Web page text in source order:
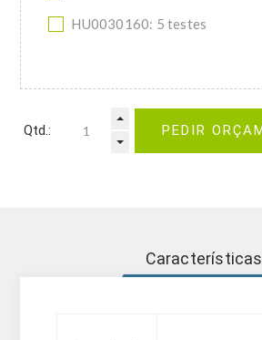
HU0030160: 5 testes
Qtd.: PEDIR
Características